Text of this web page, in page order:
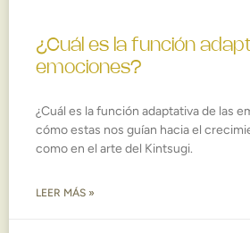
¿Cuál es la función
emociones?
¿Cuál es la función adaptativa de las
cómo estas nos guían hacia el
como en el arte del Kintsugi.
LEER MÁS »